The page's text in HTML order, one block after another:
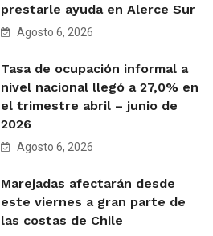
prestarle ayuda en Alerce Sur
Agosto 6, 2026
Tasa de ocupación informal a
nivel nacional llegó a 27,0% en
el trimestre abril – junio de
2026
Agosto 6, 2026
Marejadas afectarán desde
este viernes a gran parte de
las costas de Chile